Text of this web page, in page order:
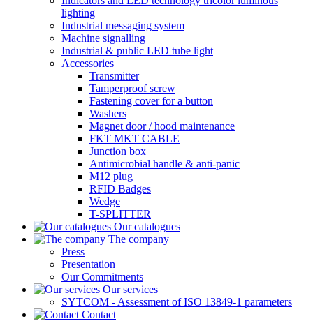
lighting
Industrial messaging system
Machine signalling
Industrial & public LED tube light
Accessories
Transmitter
Tamperproof screw
Fastening cover for a button
Washers
Magnet door / hood maintenance
FKT MKT CABLE
Junction box
Antimicrobial handle & anti-panic
M12 plug
RFID Badges
Wedge
T-SPLITTER
Our catalogues
The company
Press
Presentation
Our Commitments
Our services
SYTCOM - Assessment of ISO 13849-1 parameters
Contact